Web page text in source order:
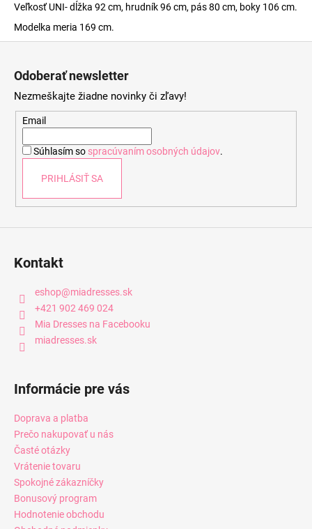
Veľkosť UNI- dĺžka 92 cm, hrudník 96 cm, pás 80 cm, boky 106 cm.
Modelka meria 169 cm.
Odoberať newsletter
Nezmeškajte žiadne novinky či zľavy!
Email
Súhlasím so spracúvaním osobných údajov.
PRIHLÁSIŤ SA
Kontakt
eshop@miadresses.sk
+421 902 469 024
Mia Dresses na Facebooku
miadresses.sk
Informácie pre vás
Doprava a platba
Prečo nakupovať u nás
Časté otázky
Vrátenie tovaru
Spokojné zákazníčky
Bonusový program
Hodnotenie obchodu